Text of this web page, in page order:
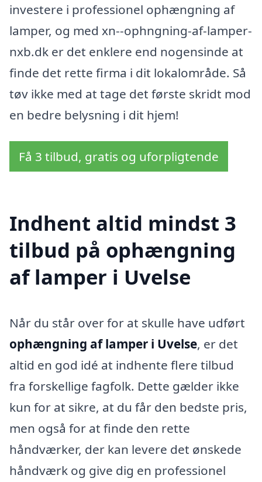
investere i professionel ophængning af
lamper, og med xn--ophngning-af-lamper-
nxb.dk er det enklere end nogensinde at
finde det rette firma i dit lokalområde. Så
tøv ikke med at tage det første skridt mod
en bedre belysning i dit hjem!
Få 3 tilbud, gratis og uforpligtende
Indhent altid mindst 3
tilbud på ophængning
af lamper i Uvelse
Når du står over for at skulle have udført
ophængning af lamper i Uvelse, er det
altid en god idé at indhente flere tilbud
fra forskellige fagfolk. Dette gælder ikke
kun for at sikre, at du får den bedste pris,
men også for at finde den rette
håndværker, der kan levere det ønskede
håndværk og give dig en professionel